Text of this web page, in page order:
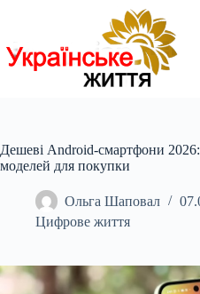
Дешеві Android-смартфони
моделей для покупки
Ольга Шаповал
Цифрове життя